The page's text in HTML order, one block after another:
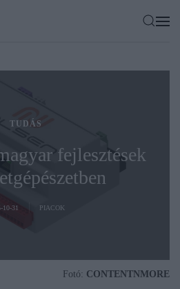
TUDÁS
fejlesztések
10-31 PIACOK
Fotó: CONTENTNMORE